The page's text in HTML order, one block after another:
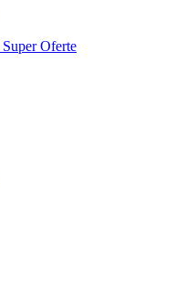
Super Oferte